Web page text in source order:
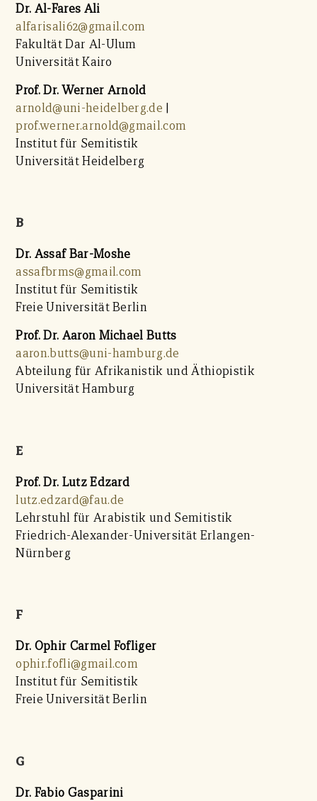
Dr. Al-Fares Ali
alfarisali62@gmail.com
Fakultät Dar Al-Ulum
Universität Kairo
Prof. Dr. Werner Arnold
arnold@uni-heidelberg.de |
prof.werner.arnold@gmail.com
Institut für Semitistik
Universität Heidelberg
B
Dr. Assaf Bar-Moshe
assafbrms@gmail.com
Institut für Semitistik
Freie Universität Berlin
Prof. Dr. Aaron Michael Butts
aaron.butts@uni-hamburg.de
Abteilung für Afrikanistik und Äthiopistik
Universität Hamburg
E
Prof. Dr. Lutz Edzard
lutz.edzard@fau.de
Lehrstuhl für Arabistik und Semitistik
Friedrich-Alexander-Universität Erlangen-
Nürnberg
F
Dr. Ophir Carmel Fofliger
ophir.fofli@gmail.com
Institut für Semitistik
Freie Universität Berlin
G
Dr. Fabio Gasparini